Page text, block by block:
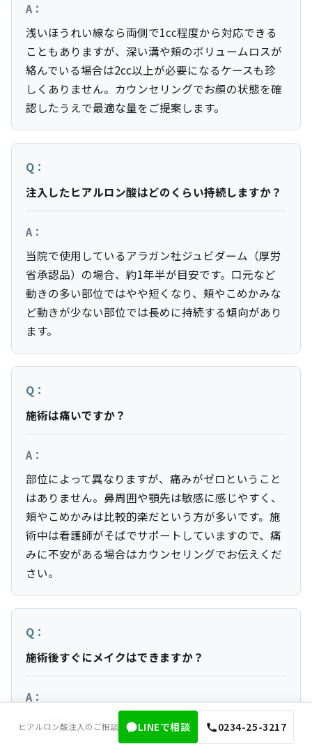
A：
浅いほうれい線なら両側で1cc程度から対応できる
こともありますが、深い溝や頬のボリュームロスが
絡んでいる場合は2cc以上が必要になるケースも珍
しくありません。カウンセリングでお顔の状態を確
認したうえで最適な量をご提案します。
Q：
注入したヒアルロン酸はどのくらい持続しますか？
A：
当院で使用しているアラガン社ジュビダーム（厚労
省承認品）の場合、約1年半が目安です。口元など
動きの多い部位ではやや短くなり、頬やこめかみな
ど動きが少ない部位では長めに持続する傾向があり
ます。
Q：
施術は痛いですか？
A：
部位によって異なりますが、痛みがゼロということ
はありません。鼻周囲や顎先は敏感に感じやすく、
頬やこめかみは比較的楽だという方が多いです。施
術中は看護師がそばでサポートしていますので、痛
みに不安がある場合はカウンセリングでお伝えくだ
さい。
Q：
施術後すぐにメイクはできますか？
A：
施術当日からメイクは可能です。注射跡に小さな赤
みや内出血が出ることはありますが、コンシーラー
ヒアルロン酸注入のご相談 LINEで相談 0234-25-3217